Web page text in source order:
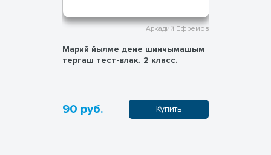
Аркадий Ефремов
Марий йылме дене шинчымашым
тергаш тест-влак. 2 класс.
90 руб. Купить